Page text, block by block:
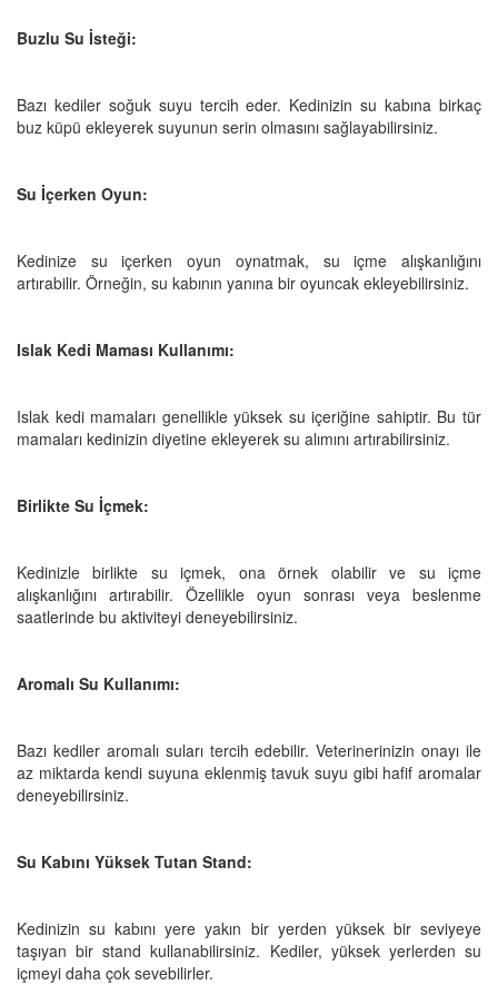
Buzlu Su İsteği:
Bazı kediler soğuk suyu tercih eder. Kedinizin su kabına birkaç
buz küpü ekleyerek suyunun serin olmasını sağlayabilirsiniz.
Su İçerken Oyun:
Kedinize su içerken oyun oynatmak, su içme alışkanlığını
artırabilir. Örneğin, su kabının yanına bir oyuncak ekleyebilirsiniz.
Islak Kedi Maması Kullanımı:
Islak kedi mamaları genellikle yüksek su içeriğine sahiptir. Bu tür
mamaları kedinizin diyetine ekleyerek su alımını artırabilirsiniz.
Birlikte Su İçmek:
Kedinizle birlikte su içmek, ona örnek olabilir ve su içme
alışkanlığını artırabilir. Özellikle oyun sonrası veya beslenme
saatlerinde bu aktiviteyi deneyebilirsiniz.
Aromalı Su Kullanımı:
Bazı kediler aromalı suları tercih edebilir. Veterinerinizin onayı ile
az miktarda kendi suyuna eklenmiş tavuk suyu gibi hafif aromalar
deneyebilirsiniz.
Su Kabını Yüksek Tutan Stand:
Kedinizin su kabını yere yakın bir yerden yüksek bir seviyeye
taşıyan bir stand kullanabilirsiniz. Kediler, yüksek yerlerden su
içmeyi daha çok sevebilirler.